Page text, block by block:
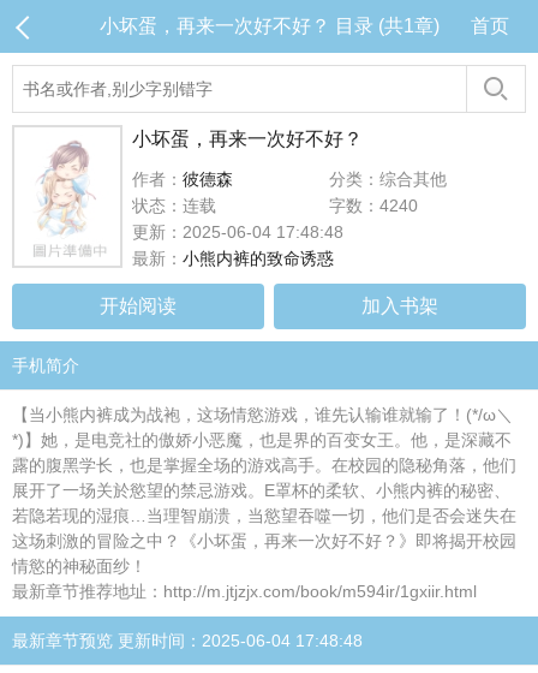
小坏蛋，再来一次好不好？ 目录 (共1章) 首页
小坏蛋，再来一次好不好？
作者： 彼德森
分类：综合其他
状态：连载
字数：4240
更新：2025-06-04 17:48:48
最新： 小熊内裤的致命诱惑
开始阅读 加入书架
手机简介
【当小熊内裤成为战袍，这场情慾游戏，谁先认输谁就输了！(*/ω＼
*)】她，是电竞社的傲娇小恶魔，也是界的百变女王。他，是深藏不
露的腹黑学长，也是掌握全场的游戏高手。在校园的隐秘角落，他们
展开了一场关於慾望的禁忌游戏。E罩杯的柔软、小熊内裤的秘密、
若隐若现的湿痕…当理智崩溃，当慾望吞噬一切，他们是否会迷失在
这场刺激的冒险之中？《小坏蛋，再来一次好不好？》即将揭开校园
情慾的神秘面纱！
最新章节推荐地址：http://m.jtjzjx.com/book/m594ir/1gxiir.html
最新章节预览 更新时间：2025-06-04 17:48:48